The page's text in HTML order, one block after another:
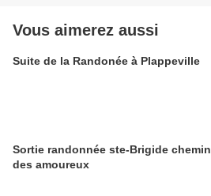
Vous aimerez aussi
Suite de la Randonée à Plappeville
Sortie randonnée ste-Brigide chemin
des amoureux